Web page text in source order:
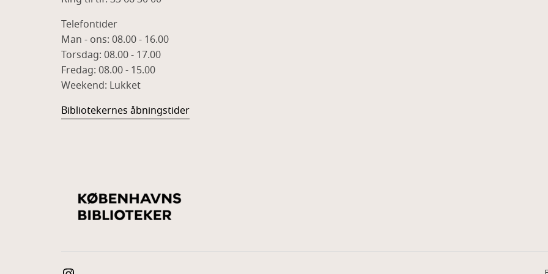
Telefontider
Man - ons: 08.00 - 16.00
Torsdag: 08.00 - 17.00
Fredag: 08.00 - 15.00
Weekend: Lukket
Bibliotekernes åbningstider